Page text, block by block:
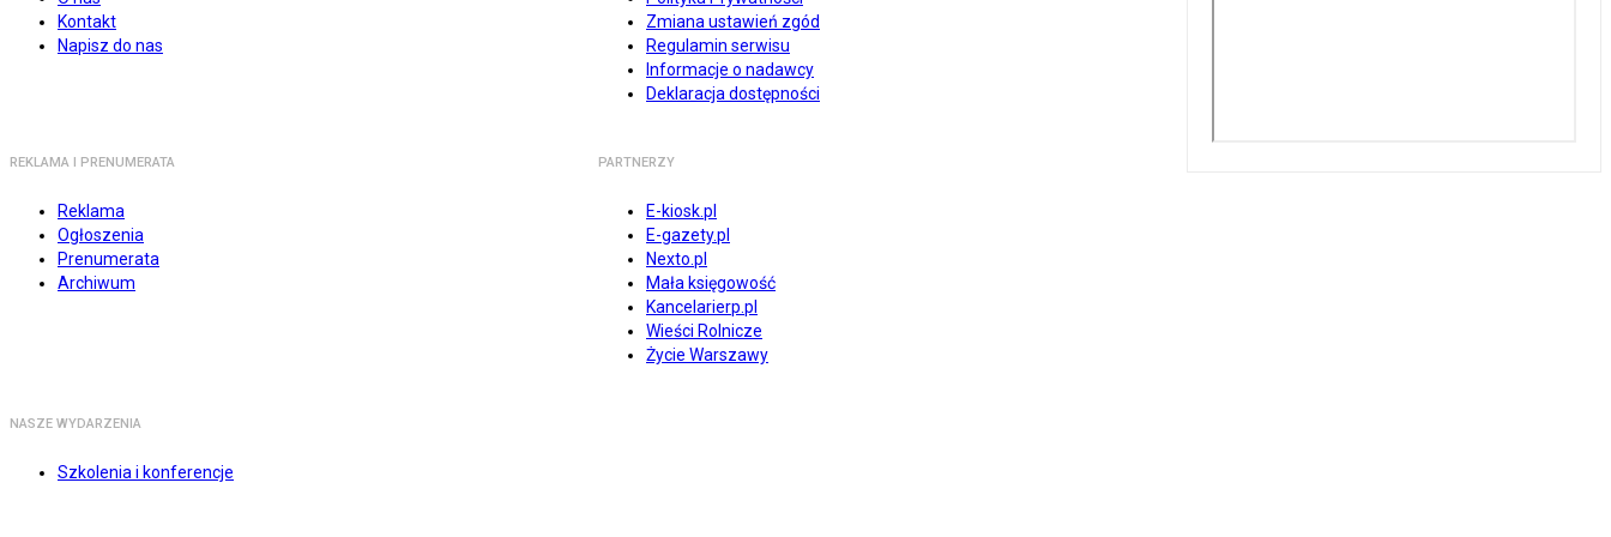
Kontakt
Napisz do nas
Zmiana ustawień zgód
Regulamin serwisu
Informacje o nadawcy
Deklaracja dostępności
REKLAMA I PRENUMERATA
Reklama
Ogłoszenia
Prenumerata
Archiwum
PARTNERZY
E-kiosk.pl
E-gazety.pl
Nexto.pl
Mała księgowość
Kancelarierp.pl
Wieści Rolnicze
Życie Warszawy
NASZE WYDARZENIA
Szkolenia i konferencje